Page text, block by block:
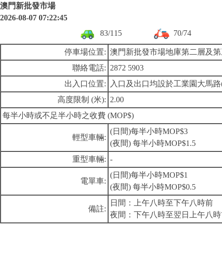
澳門新批發市場
2026-08-07 07:22:45
83/115
70/74
停車場位置: 澳門新批發市場地庫第二層及
聯絡電話: 2872 5903
出入口位置:
入口及出口均設於工業園大馬
高度限制 (米): 2.00
每半小時或不足半小時之收費 (MOP$)
輕型車輛:
(日間)每半小時MOP$3
(夜間) 每半小時MOP$1.5
重型車輛: -
電單車:
(日間)每半小時MOP$1
(夜間) 每半小時MOP$0.5
備註:
日間：上午八時至下午八時前
夜間：下午八時至翌日上午八